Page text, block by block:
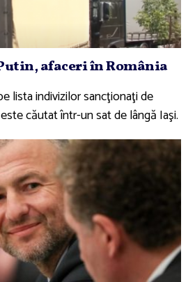
afaceri în România
lista indivizilor sancţionaţi de
căutat într-un sat de lângă Iaşi.